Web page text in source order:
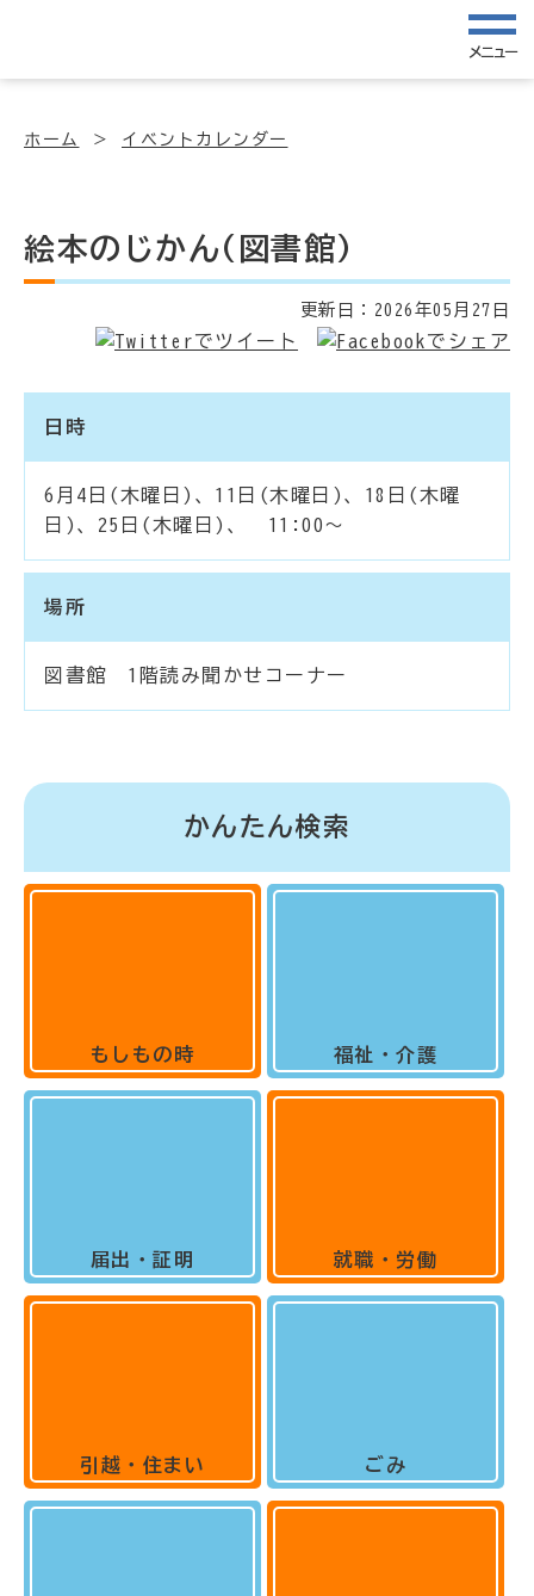
メニュー
ホーム イベントカレンダー
絵本のじかん(図書館)
更新日： 2026年05月27日
日時
6月4日(木曜日)、11日(木曜日)、18日(木曜
日)、25日(木曜日)、 11:00～
場所
図書館 1階読み聞かせコーナー
かんたん検索
もしもの時
届出・証明
引越・住まい
福祉・介護
就職・労働
ごみ